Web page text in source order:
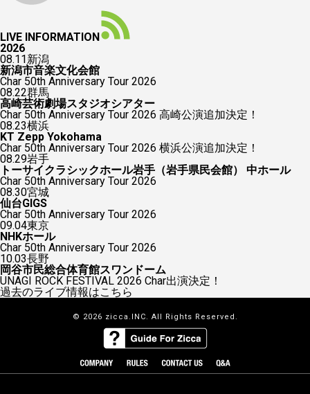
LIVE INFORMATION
2026
08.11新潟
新潟市音楽文化会館
Char 50th Anniversary Tour 2026
08.22群馬
高崎芸術劇場スタジオシアター
Char 50th Anniversary Tour 2026 高崎公演追加決定！
08.23横浜
KT Zepp Yokohama
Char 50th Anniversary Tour 2026 横浜公演追加決定！
08.29岩手
トーサイクラシックホール岩手（岩手県民会館） 中ホール
Char 50th Anniversary Tour 2026
08.30宮城
仙台GIGS
Char 50th Anniversary Tour 2026
09.04東京
NHKホール
Char 50th Anniversary Tour 2026
10.03長野
岡谷市民総合体育館スワンドーム
UNAGI ROCK FESTIVAL 2026 Char出演決定！
過去のライブ情報はこちら
© 2026 zicca.INC. All Rights Reserved.